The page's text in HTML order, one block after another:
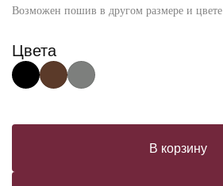
Возможен пошив в другом размере и цвете
Цвета
В корзину